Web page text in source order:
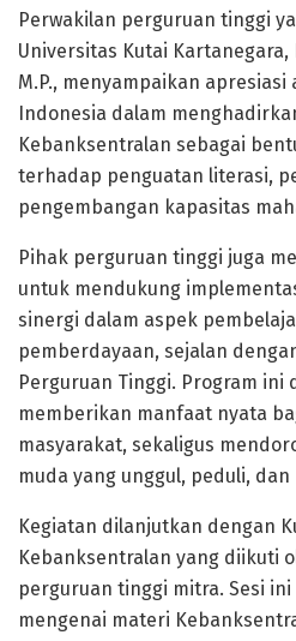
Perwakilan perguruan tinggi
Universitas Kutai Kartanegara,
M.P., menyampaikan apresiasi
Indonesia dalam
Kebanksentralan sebagai
terhadap penguatan literasi,
pengembangan kapasitas
Pihak perguruan tinggi juga
untuk mendukung
sinergi dalam aspek
pemberdayaan, sejalan
Perguruan Tinggi. Program
memberikan manfaat nyata
masyarakat, sekaligus
muda yang unggul, peduli,
Kegiatan dilanjutkan dengan
Kebanksentralan yang diikuti
perguruan tinggi mitra. Sesi
mengenai materi